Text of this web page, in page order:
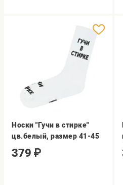
Носки "Гучи в стирке"
цв.белый, размер 41-45
379 ₽